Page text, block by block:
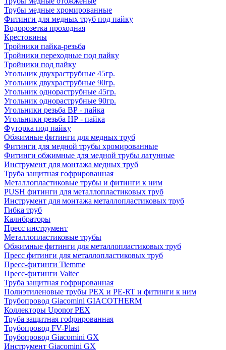
Трубы медные хромированные
Фитинги для медных труб под пайку
Водорозетка проходная
Крестовины
Тройники пайка-резьба
Тройники переходные под пайку
Тройники под пайку
Угольник двухраструбные 45гр.
Угольник двухраструбные 90гр.
Угольник однораструбные 45гр.
Угольник однораструбные 90гр.
Угольники резьба ВР - пайка
Угольники резьба НР - пайка
Футорка под пайку
Обжимные фитинги для медных труб
Фитинги для медной трубы хромированные
Фитинги обжимные для медной трубы латунные
Инструмент для монтажа медных труб
Труба защитная гофрированная
Металлопластиковые трубы и фитинги к ним
PUSH фитинги для металлопластиковых труб
Инструмент для монтажа металлопластиковых труб
Гибка труб
Калибраторы
Пресс инструмент
Металлопластиковые трубы
Обжимные фитинги для металлопластиковых труб
Пресс фитинги для металлопластиковых труб
Пресс-фитинги Tiemme
Пресс-фитинги Valtec
Труба защитная гофрированная
Полиэтиленовые трубы PEX и PE-RT и фитинги к ним
Трубопровод Giacomini GIACOTHERM
Коллекторы Uponor PEX
Труба защитная гофрированная
Трубопровод FV-Plast
Трубопровод Giacomini GX
Инструмент Giacomini GX